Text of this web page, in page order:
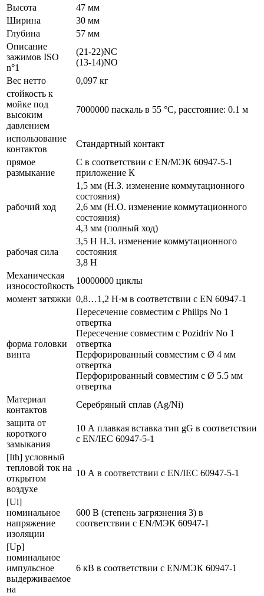
Высота
47 мм
Ширина
30 мм
Глубина
57 мм
Описание
зажимов ISO
n°1
(21-22)NC
(13-14)NO
Вес нетто
0,097 кг
стойкость к
мойке под
высоким
давлением
7000000 паскаль в 55 °C, расстояние: 0.1 м
использование
контактов
Стандартный контакт
прямое
размыкание
С в соответствии с EN/МЭК 60947-5-1
приложение К
рабочий ход
1,5 мм (Н.З. изменение коммутационного
состояния)
2,6 мм (Н.О. изменение коммутационного
состояния)
4,3 мм (полный ход)
рабочая сила
3,5 Н Н.З. изменение коммутационного
состояния
3,8 Н
Механическая
износостойкость
10000000 циклы
момент затяжки 0,8…1,2 Н·м в соответствии с EN 60947-1
форма головки
винта
Пересечение совместим с Philips No 1
отвертка
Пересечение совместим с Pozidriv No 1
отвертка
Перфорированный совместим с Ø 4 мм
отвертка
Перфорированный совместим с Ø 5.5 мм
отвертка
Материал
контактов
Серебряный сплав (Ag/Ni)
защита от
короткого
замыкания
10 А плавкая вставка тип gG в соответствии
с EN/IEC 60947-5-1
[Ith] условный
тепловой ток на
открытом
воздухе
10 А в соответствии с EN/IEC 60947-5-1
[Ui]
номинальное
напряжение
изоляции
600 В (степень загрязнения 3) в
соответствии с EN/МЭК 60947-1
[Up]
номинальное
импульсное
выдерживаемое
на
6 кВ в соответствии с EN/МЭК 60947-1